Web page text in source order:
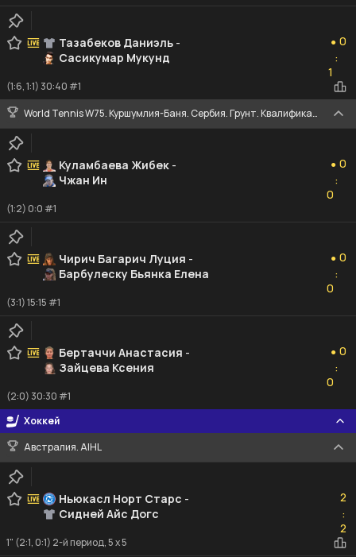
Тазабеков Даниэль -
Сасикумар Мукунд
● 0
:
1
(1:6, 1:1) 30:40 #1
World Tennis W75. Куршумлия-Баня. Сербия. Грунт. Квалификация
Куламбаева Жибек -
Чжан Ин
● 0
:
0
(1:2) 0:0 #1
Чирич Багарич Луция -
Барбулеску Бьянка Елена
● 0
:
0
(3:1) 15:15 #1
Бертаччи Анастасия -
Зайцева Ксения
● 0
:
0
(2:0) 30:30 #1
Хоккей
Австралия. AIHL
Ньюкасл Норт Старс -
Сидней Айс Догс
2
:2
2
1" (2:1, 0:1) 2-й период, 5 x 5